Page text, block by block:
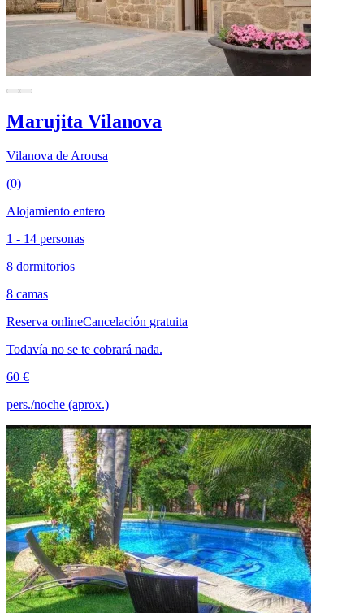
Marujita Vilanova
Vilanova de Arousa
(0)
Alojamiento entero
1 - 14 personas
8 dormitorios
8 camas
Reserva onlineCancelación gratuita
Todavía no se te cobrará nada.
60 €
pers./noche (aprox.)